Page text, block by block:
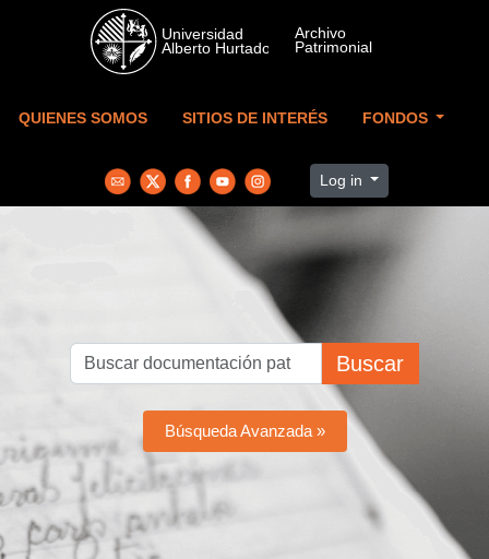
Skip to main content
QUIENES SOMOS SITIOS DE INTERÉS FONDOS
Log in
Buscar
Búsqueda Avanzada »